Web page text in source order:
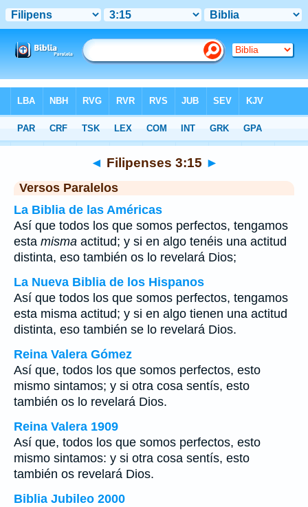
>Filipenses Capítulo 3 > Verso 15
◄ Filipenses 3:15 ►
Versos Paralelos
La Biblia de las Américas
Así que todos los que somos perfectos, tengamos
esta misma actitud; y si en algo tenéis una actitud
distinta, eso también os lo revelará Dios;
La Nueva Biblia de los Hispanos
Así que todos los que somos perfectos, tengamos
esta misma actitud; y si en algo tienen una actitud
distinta, eso también se lo revelará Dios.
Reina Valera Gómez
Así que, todos los que somos perfectos, esto
mismo sintamos; y si otra cosa sentís, esto
también os lo revelará Dios.
Reina Valera 1909
Así que, todos los que somos perfectos, esto
mismo sintamos: y si otra cosa sentís, esto
también os revelará Dios.
Biblia Jubileo 2000